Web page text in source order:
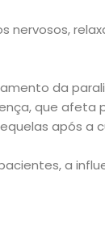
nervosos,
da
que
após a
a